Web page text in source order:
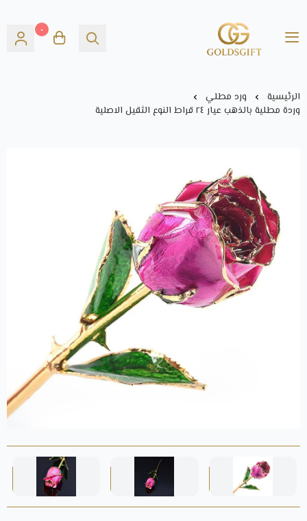
Gold's GIFT
٠
الرئيسية
ورد مطلي
وردة مطلية بالذهب عيار ٢٤ قراط النوع الثقيل الاصلية